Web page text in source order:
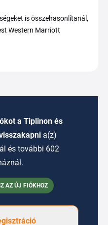
is összehasonlítanál,
Western Marriott
a Tiplinon és
a(z)
és további 602
AZ ÚJ FIÓKHOZ